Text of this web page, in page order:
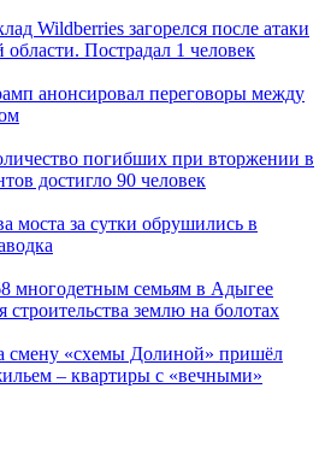
Wildberries загорелся после атаки
Пострадал 1 человек
анонсировал переговоры между
погибших при вторжении в
достигло 90 человек
моста за сутки обрушились в
многодетным семьям в Адыгее
землю на болотах
смену «схемы Долиной» пришёл
– квартиры с «вечными»